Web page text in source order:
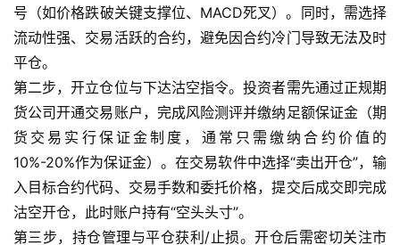
号（如价格跌破关键支撑位、MACD死叉）。同时，需选择
流动性强、交易活跃的合约，避免因合约冷门导致无法及时
平仓。
第二步，开立仓位与下达沽空指令。投资者需先通过正规期
货公司开通交易账户，完成风险测评并缴纳足额保证金（期
货交易实行保证金制度，通常只需缴纳合约价值的
10%-20%作为保证金）。在交易软件中选择“卖出开仓”，输
入目标合约代码、交易手数和委托价格，提交后成交即完成
沽空开仓，此时账户持有“空头头寸”。
第三步，持仓管理与平仓获利/止损。开仓后需密切关注市